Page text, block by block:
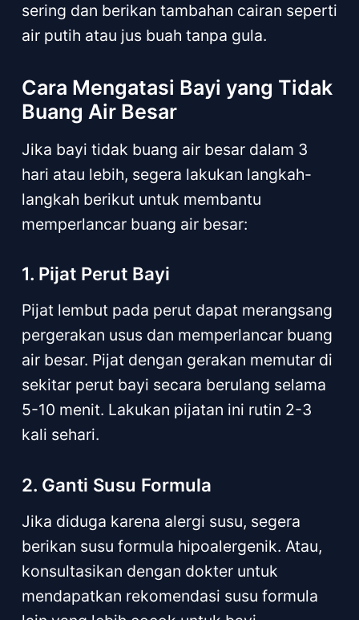
sering dan berikan tambahan cairan seperti
air putih atau jus buah tanpa gula.
Cara Mengatasi Bayi yang Tidak
Buang Air Besar
Jika bayi tidak buang air besar dalam 3
hari atau lebih, segera lakukan langkah-
langkah berikut untuk membantu
memperlancar buang air besar:
1. Pijat Perut Bayi
Pijat lembut pada perut dapat merangsang
pergerakan usus dan memperlancar buang
air besar. Pijat dengan gerakan memutar di
sekitar perut bayi secara berulang selama
5-10 menit. Lakukan pijatan ini rutin 2-3
kali sehari.
2. Ganti Susu Formula
Jika diduga karena alergi susu, segera
berikan susu formula hipoalergenik. Atau,
konsultasikan dengan dokter untuk
mendapatkan rekomendasi susu formula